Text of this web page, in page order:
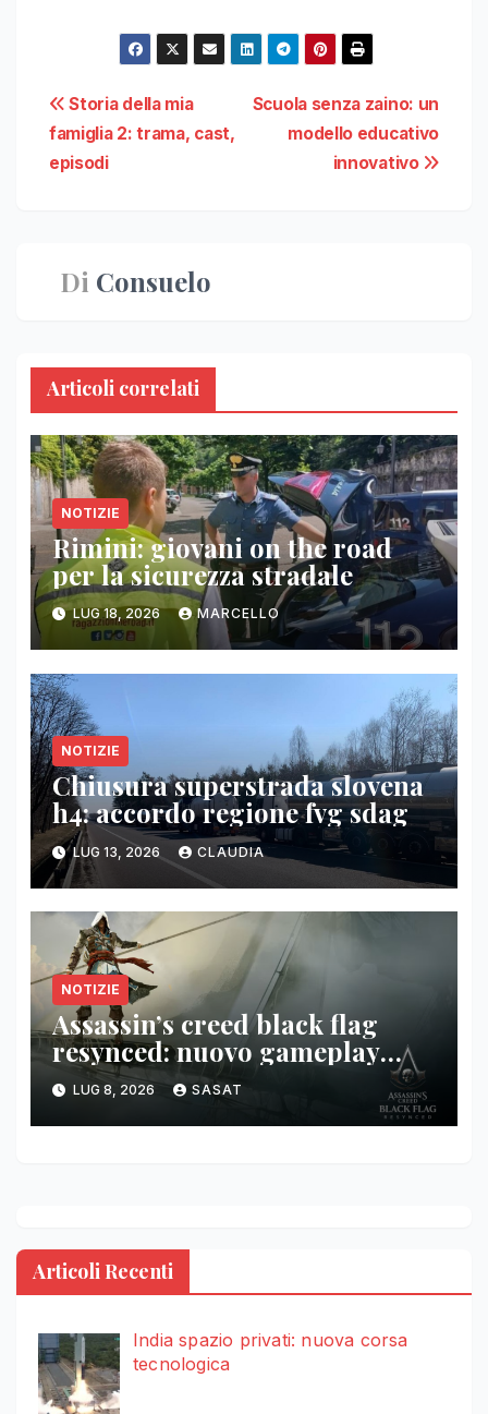
Navigazione
articoli
Scuola senza zaino: un
modello educativo
innovativo
Storia della mia
famiglia 2: trama, cast,
episodi
Di Consuelo
Articoli correlati
NOTIZIE
Rimini: giovani on the road
per la sicurezza stradale
LUG 18, 2026 MARCELLO
NOTIZIE
Chiusura superstrada slovena
h4: accordo regione fvg sdag
LUG 13, 2026 CLAUDIA
NOTIZIE
Assassin’s creed black flag
resynced: nuovo gameplay
combattimento navale
LUG 8, 2026 SASAT
Articoli Recenti
India spazio privati: nuova corsa
tecnologica